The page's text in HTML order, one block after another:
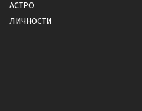
АСТРО
ЛИЧНОСТИ